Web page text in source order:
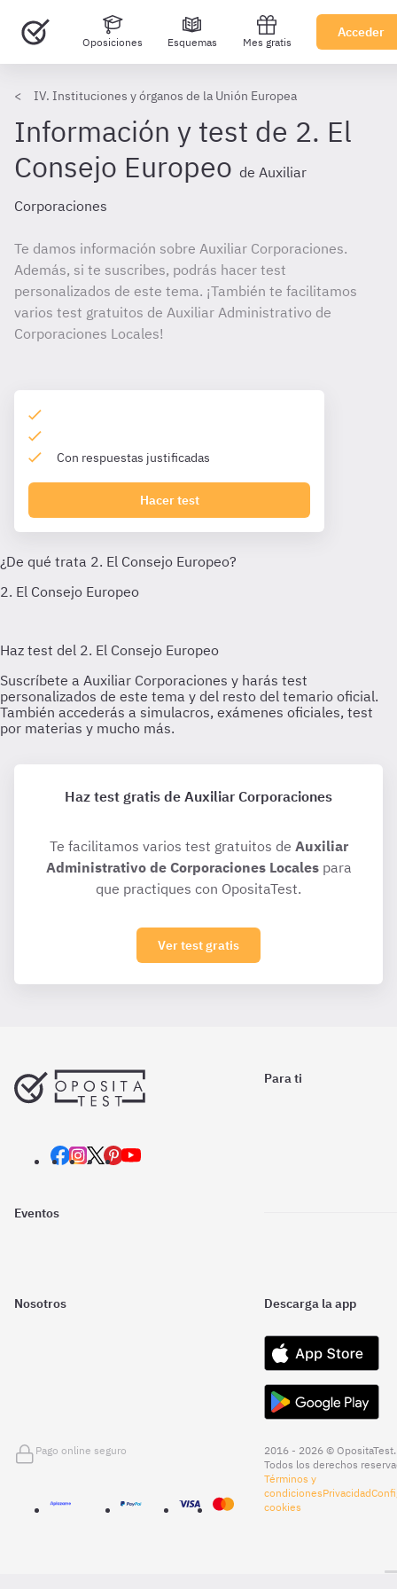
Oposiciones Esquemas Mes gratis
Acceder
IV. Instituciones y órganos de la Unión Europea
Información y test de 2. El
Consejo Europeo de Auxiliar
Corporaciones
Te damos información sobre Auxiliar Corporaciones.
Además, si te suscribes, podrás hacer test
personalizados de este tema. ¡También te facilitamos
varios test gratuitos de Auxiliar Administrativo de
Corporaciones Locales!
Con respuestas justificadas
Hacer test
Haz test gratis de Auxiliar Corporaciones
Te facilitamos varios test gratuitos de Auxiliar
Administrativo de Corporaciones Localespara
que practiques con OpositaTest.
Ver test gratis
Para ti
Eventos
Nosotros Descarga la app
Pago online seguro
2016 - 2026 © OpositaTest.
Todos los derechos
Términos y
condicionesPrivacidad
cookies